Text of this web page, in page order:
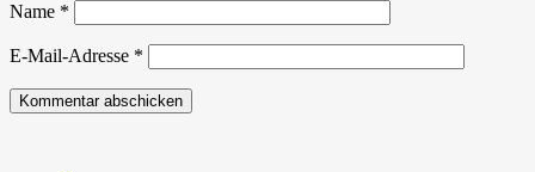
Name *
E-Mail-Adresse *